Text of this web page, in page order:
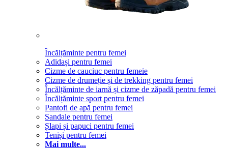
Încălțăminte pentru femei
Adidași pentru femei
Cizme de cauciuc pentru femeie
Cizme de drumeție și de trekking pentru femei
Încălțăminte de iarnă și cizme de zăpadă pentru femei
Încălțăminte sport pentru femei
Pantofi de apă pentru femei
Sandale pentru femei
Șlapi și papuci pentru femei
Teniși pentru femei
Mai multe...